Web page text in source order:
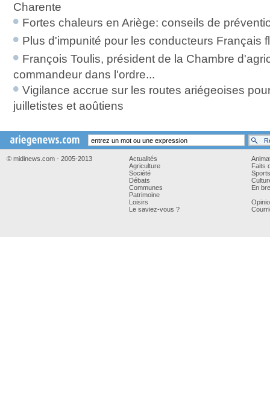
Charente
Fortes chaleurs en Ariège: conseils de
Plus d'impunité pour les conducteurs Français
François Toulis, président de la Chambre
commandeur dans l'ordre...
Vigilance accrue sur les routes ariégeoises
juilletistes et aoûtiens
© midinews.com - 2005-2013
Actualités
Agriculture
Société
Débats
Communes
Patrimoine
Loisirs
Le saviez-vous ?
Faits
Sports
En